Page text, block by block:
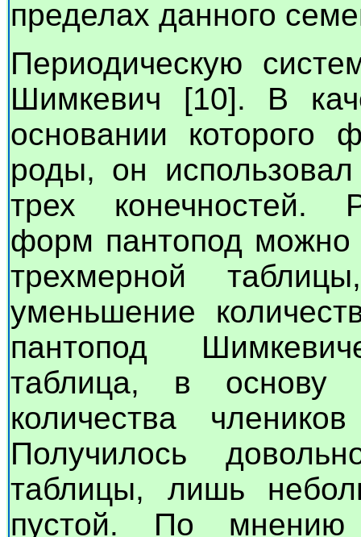
пределах данного
Периодическую
Шимкевич [10]. В
основании
роды, он
трех конечностей.
форм пантопод можно
трехмерной
уменьшение
пантопод
таблица, в основу
количества
Получилось
таблицы, лишь
пустой. По мнению